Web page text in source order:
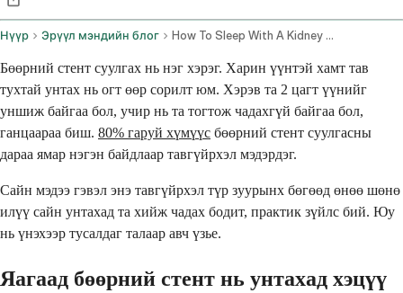
Нүүр Эрүүл мэндийн блог How To Sleep With A Kidney Stent
Бөөрний стент суулгах нь нэг хэрэг. Харин үүнтэй хамт тав
тухтай унтах нь огт өөр сорилт юм. Хэрэв та 2 цагт үүнийг
уншиж байгаа бол, учир нь та тогтож чадахгүй байгаа бол,
ганцаараа биш. 80% гаруй хүмүүс бөөрний стент суулгасны
дараа ямар нэгэн байдлаар тавгүйрхэл мэдэрдэг.
Сайн мэдээ гэвэл энэ тавгүйрхэл түр зуурынх бөгөөд өнөө шөнө
илүү сайн унтахад та хийж чадах бодит, практик зүйлс бий. Юу
нь үнэхээр тусалдаг талаар авч үзье.
Яагаад бөөрний стент нь унтахад хэцүү